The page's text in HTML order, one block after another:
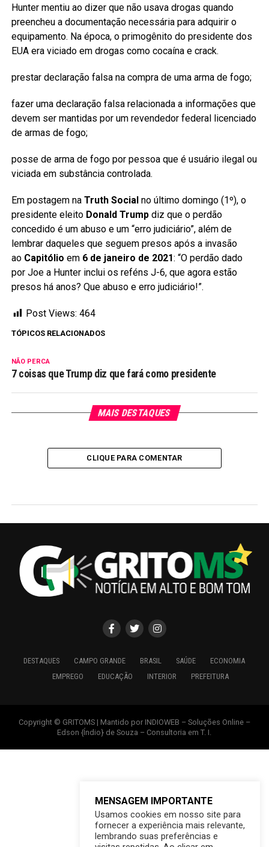
Hunter mentiu ao dizer que não usava drogas quando
preencheu a documentação necessária para adquirir o
equipamento. Na época, o primogênito do presidente dos
EUA era viciado em drogas como cocaína e crack.
prestar declaração falsa na compra de uma arma de fogo;
fazer uma declaração falsa relacionada a informações que
devem ser mantidas por um revendedor federal licenciado
de armas de fogo;
posse de arma de fogo por pessoa que é usuário ilegal ou
viciada em substância controlada.
Em postagem na Truth Social no último domingo (1º), o
presidente eleito Donald Trump diz que o perdão
concedido é um abuso e um “erro judiciário”, além de
lembrar daqueles que seguem presos após a invasão
ao Capitólio em 6 de janeiro de 2021: “O perdão dado
por Joe a Hunter inclui os reféns J-6, que agora estão
presos há anos? Que abuso e erro judiciário!”.
Post Views: 464
TÓPICOS RELACIONADOS
NÃO PERCA
7 coisas que Trump diz que fará como presidente
MAIS DESTAQUES
CLIQUE PARA COMENTAR
DESTAQUES CAMPO GRANDE BRASIL SAÚDE
ECONOMIA
EMPREGO
EDUCAÇÃO INTERIOR PREFEITURA
Copyright © GRITOMS | Mantido por INDIOWEB – Soluções Online –
Edson {Índio} de Souza – Consultoria em T. I.
MENSAGEM IMPORTANTE
Usamos cookies em nosso site para
fornecer a experiência mais relevante,
lembrando suas preferências e